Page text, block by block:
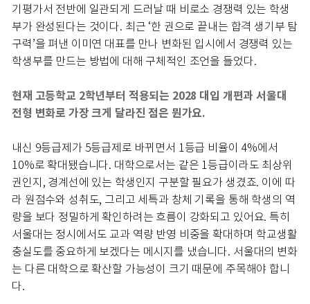
기평가서 전반에 일관되게 드러날 때 비로소 경쟁력 있는 학생
부가 완성된다는 것이다. 최근 ‘한 권으로 끝내는 합격 생기부 탐
구력’을 펴낸 이미연 대표를 만나 변화된 입시에서 경쟁력 있는
학생부를 만드는 방법에 대해 구체적인 조언을 들었다.
현재 고등학교 2학년부터 적용되는 2028 대입 개편과 서울대
전형 변화로 가장 크게 달라진 점은 뭔가요.
내신 9등급제가 5등급제로 바뀌면서 1등급 비율이 4%에서
10%로 확대됐습니다. 대학으로서는 같은 1등급이라도 최상위
권인지, 경계선에 있는 학생인지 구분할 필요가 생겼죠. 이에 따
라 원점수와 성취도, 그리고 세특과 창체 기록을 통해 학생의 역
량을 보다 정밀하게 확인하려는 흐름이 강화되고 있어요. 특히
서울대는 정시에서도 교과 역량 반영 비중을 확대하며 학교생활
충실도를 중요하게 보겠다는 메시지를 냈습니다. 서울대의 변화
는 다른 대학으로 확산할 가능성이 크기 때문에 주목해야 합니
다.